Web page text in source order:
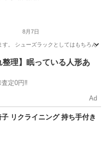
8月7日
。 シューズラックとしてはもちろん
具整理】眠っている人形あ
定0円‼️
Ad
リクライニング 持ち手付き